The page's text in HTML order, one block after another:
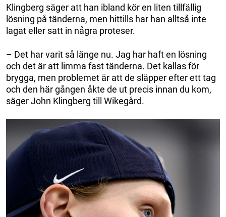
Klingberg säger att han ibland kör en liten tillfällig
lösning på tänderna, men hittills har han alltså inte
lagat eller satt in några proteser.
– Det har varit så länge nu. Jag har haft en lösning
och det är att limma fast tänderna. Det kallas för
brygga, men problemet är att de släpper efter ett tag
och den här gången åkte de ut precis innan du kom,
säger John Klingberg till Wikegård.